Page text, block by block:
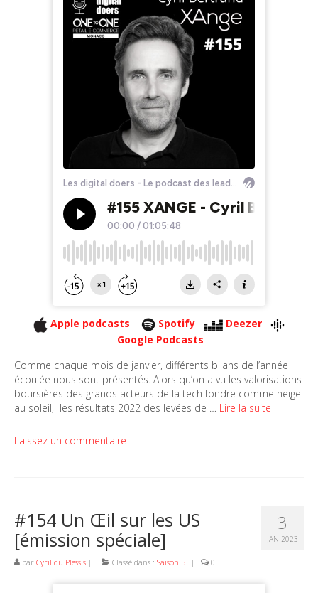
Apple podcasts Spotify
Deezer
Google Podcasts
Comme chaque mois de janvier, différents bilans de l’année
écoulée nous sont présentés. Alors qu’on a vu les valorisations
boursières des grands acteurs de la tech fondre comme neige
au soleil, les résultats 2022 des levées de … Lire la suite
Laissez un commentaire
3
JAN 2023
#154 Un Œil sur les US
[émission spéciale]
par Cyril du Plessis | Classé dans : Saison 5 | 0